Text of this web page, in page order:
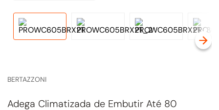
BERTAZZONI
Adega Climatizada de Embutir Até 80